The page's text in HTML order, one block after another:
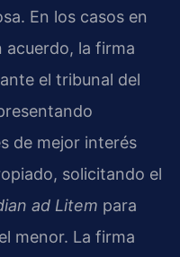
En los casos en
acuerdo, la firma
el tribunal del
de mejor interés
solicitando el
ad Litem para
menor. La firma